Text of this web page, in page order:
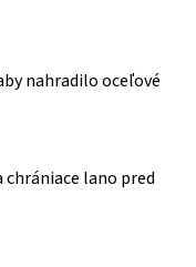
nahradilo oceľové
lano pred